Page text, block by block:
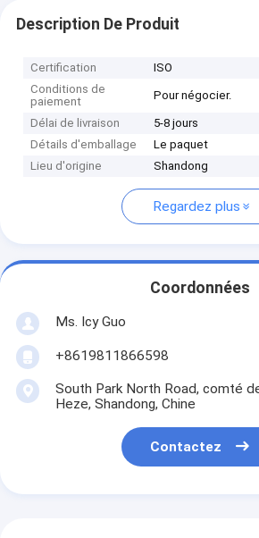
Description De Produit
Certification
ISO
Conditions de
paiement
Pour négocier.
Délai de livraison
5-8 jours
Détails d'emballage
Le paquet
Lieu d'origine
Shandong
Regardez plus
Coordonnées
Ms. Icy Guo
+8619811866598
South Park North Road, comté
Heze, Shandong, Chine
Contactez